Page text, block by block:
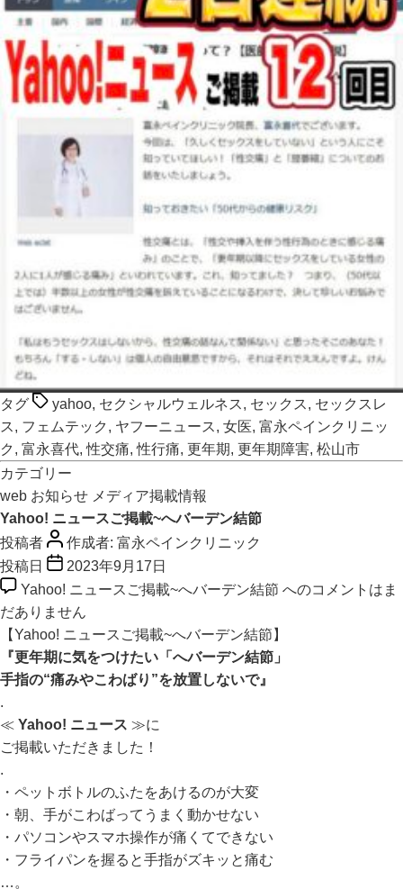
タグ yahoo, セクシャルウェルネス, セックス, セックスレ
ス, フェムテック , ヤフーニュース, 女医, 富永ペインクリニッ
ク , 富永喜代,性交痛,性行痛, 更年期, 更年期障害, 松山市
カテゴリー
web お知らせ メディア掲載情報
Yahoo! ニュースご掲載~へバーデン結節
投稿者
作成者: 富永ペインクリニック
投稿日
2023年9月17日
Yahoo! ニュースご掲載~へバーデン結節 へのコメントはま
だありません
【Yahoo! ニュースご掲載~へバーデン結節】
『更年期に気をつけたい「へバーデン結節」
手指の“痛みやこわばり”を放置しないで』
.
≪ Yahoo! ニュース ≫に
ご掲載いただきました！
.
・ペットボトルのふたをあけるのが大変
・朝、手がこわばってうまく動かせない
・パソコンやスマホ操作が痛くてできない
・フライパンを握ると手指がズキッと痛む
…。